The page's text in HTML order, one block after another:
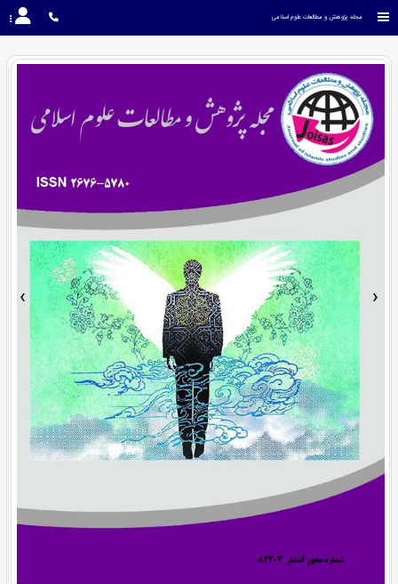
مجله پژوهش و مطالعات علوم اسلامی
› ‹